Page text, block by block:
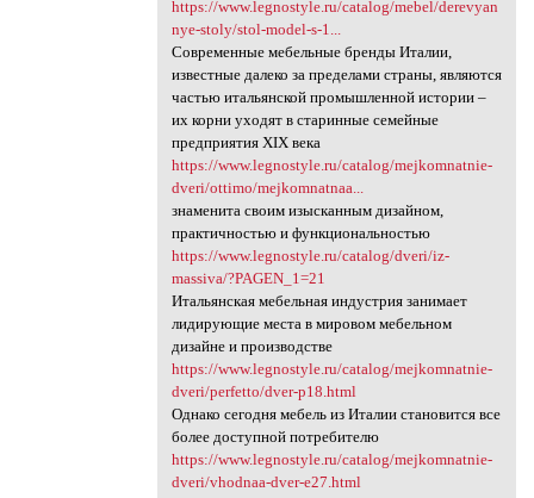
https://www.legnostyle.ru/catalog/mebel/derevyan
nye-stoly/stol-model-s-1...
Современные мебельные бренды Италии,
известные далеко за пределами страны, являются
частью итальянской промышленной истории –
их корни уходят в старинные семейные
предприятия ХІХ века
https://www.legnostyle.ru/catalog/mejkomnatnie-
dveri/ottimo/mejkomnatnaa...
знаменита своим изысканным дизайном,
практичностью и функциональностью
https://www.legnostyle.ru/catalog/dveri/iz-
massiva/?PAGEN_1=21
Итальянская мебельная индустрия занимает
лидирующие места в мировом мебельном
дизайне и производстве
https://www.legnostyle.ru/catalog/mejkomnatnie-
dveri/perfetto/dver-p18.html
Однако сегодня мебель из Италии становится все
более доступной потребителю
https://www.legnostyle.ru/catalog/mejkomnatnie-
dveri/vhodnaa-dver-e27.html